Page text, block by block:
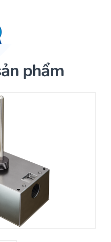
khiển
lý cho toà nhà (BMS)
phẩm